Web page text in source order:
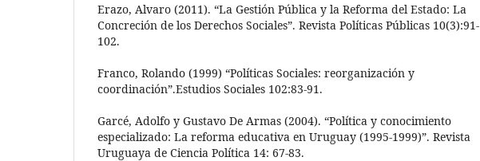
Erazo, Alvaro (2011). “La Gestión Pública y la Reforma del Estado: La
Concreción de los Derechos Sociales”. Revista Políticas Públicas 10(3):91-
102.
Franco, Rolando (1999) “Políticas Sociales: reorganización y
coordinación”.Estudios Sociales 102:83-91.
Garcé, Adolfo y Gustavo De Armas (2004). “Política y conocimiento
especializado: La reforma educativa en Uruguay (1995-1999)”. Revista
Uruguaya de Ciencia Política 14: 67-83.